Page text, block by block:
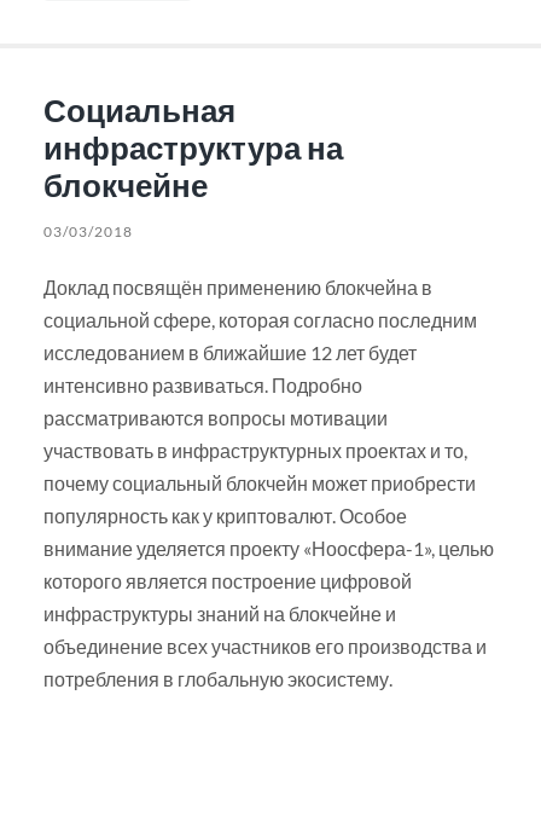
Социальная
инфраструктура на
блокчейне
03/03/2018
Доклад посвящён применению блокчейна в
социальной сфере, которая согласно последним
исследованием в ближайшие 12 лет будет
интенсивно развиваться. Подробно
рассматриваются вопросы мотивации
участвовать в инфраструктурных проектах и то,
почему социальный блокчейн может приобрести
популярность как у криптовалют. Особое
внимание уделяется проекту «Ноосфера-1», целью
которого является построение цифровой
инфраструктуры знаний на блокчейне и
объединение всех участников его производства и
потребления в глобальную экосистему.